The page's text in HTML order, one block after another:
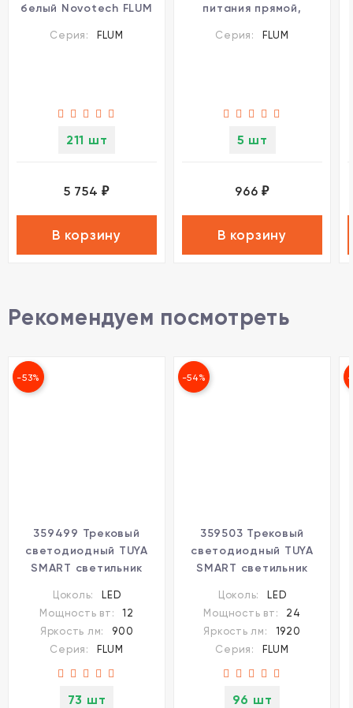
белый Novotech FLUM
Серия: FLUM
211 шт
5 754₽
В корзину
питания прямой,
типов шинопроводов
Серия: FLUM
5 шт
966 ₽
В корзину
Рекомендуем посмотреть
-53%
359499 Трековый
светодиодный TUYA
SMART светильник
3000-6500К 900Лм 38°
12W Bluetooth,
голосовое управление
(через хаб)
Цоколь:
LED
Мощность вт:
12
Яркость лм:
900
Серия:
FLUM
73 шт
-54%
359503 Трековый
светодиодный TUYA
SMART светильник
3000-6500К 1920Лм
100° 24W Bluetooth,
голосовое управление
(через хаб)
Цоколь:
LED
Мощность вт:
24
Яркость лм:
1920
Серия:
FLUM
96 шт
-